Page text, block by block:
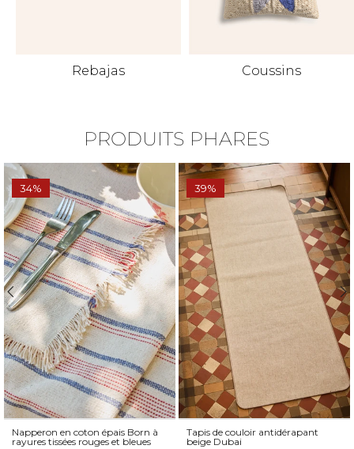
Rebajas Coussins
PRODUITS PHARES
34%
Napperon en coton épais Born à
rayures tissées rouges et bleues
39%
Tapis de couloir antidérapant
beige Dubai